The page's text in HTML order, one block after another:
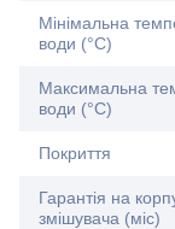
Мінімальна
води (°C)
Максимальна
води (°C)
Покриття
Гарантія на
змішувача (міс)